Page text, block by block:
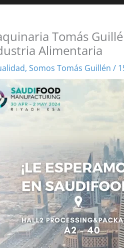
Tomás
Alimentaria
, Somos Tomás Guillén /